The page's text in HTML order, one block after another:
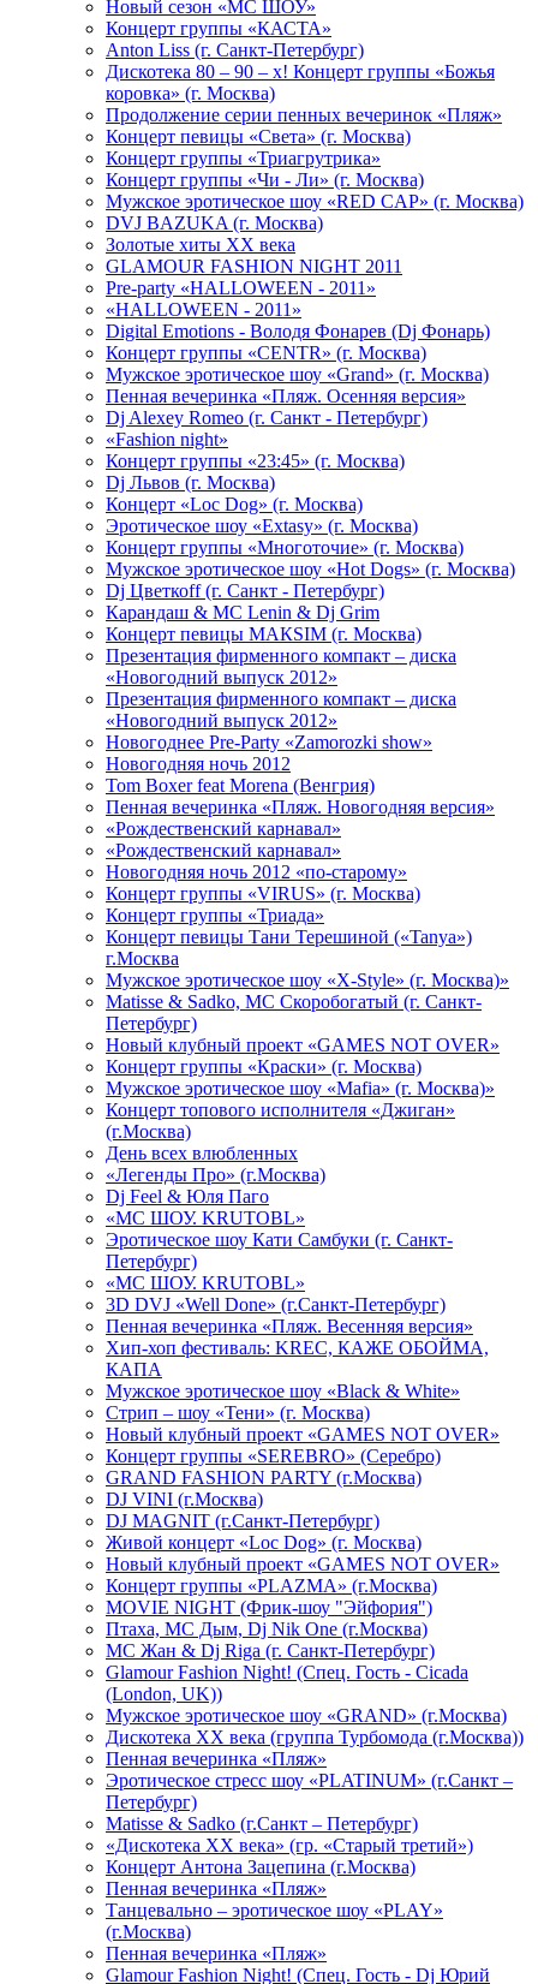
Новый сезон «МС ШОУ»
Концерт группы «КАСТА»
Anton Liss (г. Санкт-Петербург)
Дискотека 80 – 90 – х! Концерт группы «Божья
коровка» (г. Москва)
Продолжение серии пенных вечеринок «Пляж»
Концерт певицы «Света» (г. Москва)
Концерт группы «Триагрутрика»
Концерт группы «Чи - Ли» (г. Москва)
Мужское эротическое шоу «RED CAP» (г. Москва)
DVJ BAZUKA (г. Москва)
Золотые хиты XX века
GLAMOUR FASHION NIGHT 2011
Pre-party «HALLOWEEN - 2011»
«HALLOWEEN - 2011»
Digital Emotions - Володя Фонарев (Dj Фонарь)
Концерт группы «CENTR» (г. Москва)
Мужское эротическое шоу «Grand» (г. Москва)
Пенная вечеринка «Пляж. Осенняя версия»
Dj Alexey Romeo (г. Санкт - Петербург)
«Fashion night»
Концерт группы «23:45» (г. Москва)
Dj Львов (г. Москва)
Концерт «Loc Dog» (г. Москва)
Эротическое шоу «Extasy» (г. Москва)
Концерт группы «Многоточие» (г. Москва)
Мужское эротическое шоу «Hot Dogs» (г. Москва)
Dj Цветкоff (г. Санкт - Петербург)
Карандаш & МС Lenin & Dj Grim
Концерт певицы МАКSIМ (г. Москва)
Презентация фирменного компакт – диска
«Новогодний выпуск 2012»
Презентация фирменного компакт – диска
«Новогодний выпуск 2012»
Новогоднее Pre-Party «Zamorozki show»
Новогодняя ночь 2012
Tom Boxer feat Morena (Венгрия)
Пенная вечеринка «Пляж. Новогодняя версия»
«Рождественский карнавал»
«Рождественский карнавал»
Новогодняя ночь 2012 «по-старому»
Концерт группы «VIRUS» (г. Москва)
Концерт группы «Триада»
Концерт певицы Тани Терешиной («Tanya»)
г.Москва
Мужское эротическое шоу «X-Style» (г. Москва)»
Matissе & Sadko, MC Скоробогатый (г. Санкт-
Петербург)
Новый клубный проект «GAMES NOT OVER»
Концерт группы «Краски» (г. Москва)
Мужское эротическое шоу «Mafia» (г. Москва)»
Концерт топового исполнителя «Джиган»
(г.Москва)
День всех влюбленных
«Легенды Про» (г.Москва)
Dj Feel & Юля Паго
«МС ШОУ. KRUTOBL»
Эротическое шоу Кати Самбуки (г. Санкт-
Петербург)
«МС ШОУ. KRUTOBL»
3D DVJ «Well Done» (г.Санкт-Петербург)
Пенная вечеринка «Пляж. Весенняя версия»
Хип-хоп фестиваль: KREC, КАЖЕ ОБОЙМА,
КАПА
Мужское эротическое шоу «Black & White»
Стрип – шоу «Тени» (г. Москва)
Новый клубный проект «GAMES NOT OVER»
Концерт группы «SEREBRO» (Серебро)
GRAND FASHION PARTY (г.Москва)
DJ VINI (г.Москва)
DJ MAGNIT (г.Санкт-Петербург)
Живой концерт «Loc Dog» (г. Москва)
Новый клубный проект «GAMES NOT OVER»
Концерт группы «PLAZMA» (г.Москва)
MOVIE NIGHT (Фрик-шоу "Эйфория")
Птаха, МС Дым, Dj Nik One (г.Москва)
МС Жан & Dj Riga (г. Санкт-Петербург)
Glamour Fashion Night! (Спец. Гость - Cicada
(London, UK))
Мужское эротическое шоу «GRAND» (г.Москва)
Дискотека XX века (группа Турбомода (г.Москва))
Пенная вечеринка «Пляж»
Эротическое стресс шоу «PLATINUM» (г.Санкт –
Петербург)
Matisse & Sadko (г.Санкт – Петербург)
«Дискотека ХХ века» (гр. «Старый третий»)
Концерт Антона Зацепина (г.Москва)
Пенная вечеринка «Пляж»
Танцевально – эротическое шоу «PLAY»
(г.Москва)
Пенная вечеринка «Пляж»
Glamour Fashion Night! (Спец. Гость - Dj Юрий